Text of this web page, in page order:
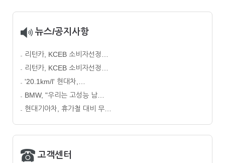
뉴스/공지사항
리턴카, KCEB 소비자선정…
리턴카, KCEB 소비자선정…
'20.1km/l' 현대차,…
BMW, "우리는 고성능 남…
현대기아차, 휴가철 대비 무…
고객센터